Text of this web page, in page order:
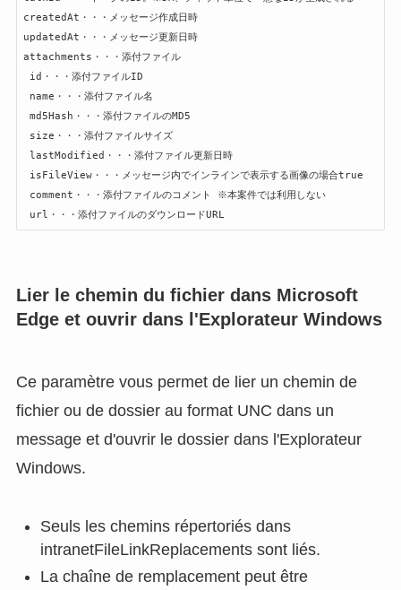
createdAt・・・メッセージ作成日時
updatedAt・・・メッセージ更新日時
attachments・・・添付ファイル
url・・・添付ファイルのダウンロードURL
Lier le chemin du fichier dans Microsoft
Edge et ouvrir dans l'Explorateur Windows
Ce paramètre vous permet de lier un chemin de
fichier ou de dossier au format UNC dans un
message et d'ouvrir le dossier dans l'Explorateur
Windows.
Seuls les chemins répertoriés dans
intranetFileLinkReplacements sont liés.
La chaîne de remplacement peut être